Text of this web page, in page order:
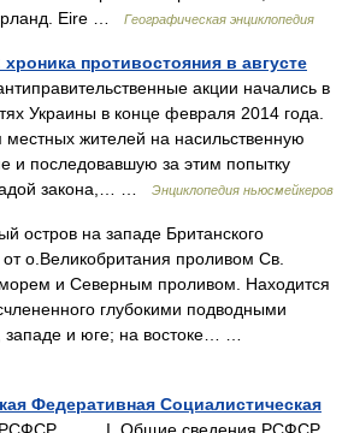
Eire …
Географическая энциклопедия
противостояния в августе
акции начались в
Украины в конце февраля 2014 года.
жителей на насильственную
и последовавшую за этим попытку
закона,… …
Энциклопедия ньюсмейкеров
остров на западе Британского
о.Великобритания проливом Св.
и Северным проливом. Находится
глубокими подводными
западе и юге; на востоке… …
Федеративная Социалистическая